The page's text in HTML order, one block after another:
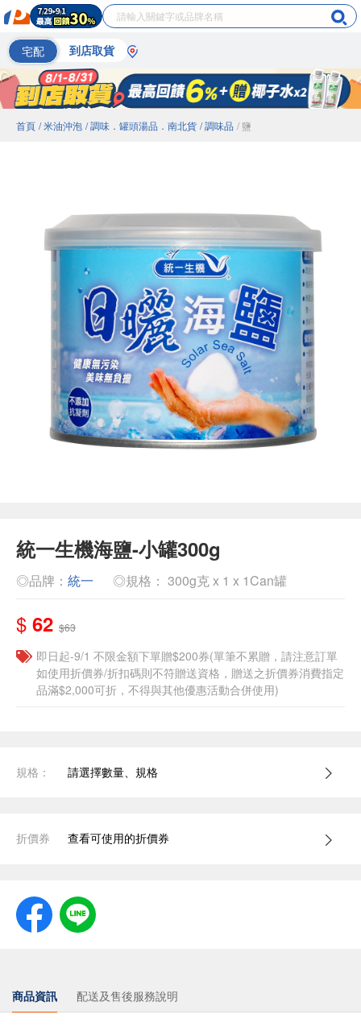
宅配 到店取貨
首頁 / 米油沖泡 / 調味．罐頭湯品．南北貨 / 調味品 / 鹽
統一生機海鹽-小罐300g
◎品牌： 統一 ◎規格： 300g克 x 1 x 1Can罐
$ 62 $63
即日起-9/1 不限金額下單贈$200券(單筆不累贈，請注意訂單
如使用折價券/折扣碼則不符贈送資格，贈送之折價券消費指定
品滿$2,000可折，不得與其他優惠活動合併使用)
規格： 請選擇數量、規格
折價券 查看可使用的折價券
商品資訊 配送及售後服務說明